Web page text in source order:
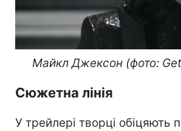
Майкл Джексон (фото:
Сюжетна лінія
У трейлері творці обіцяють